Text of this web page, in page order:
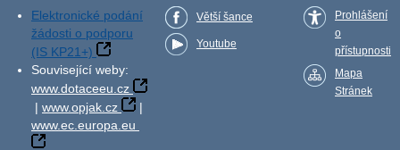
Elektronické podání
žádosti o podporu
(IS KP21+)
Související weby:
www.dotaceeu.cz
| www.opjak.cz
|
www.ec.europa.eu
Větší šance
Youtube
Prohlášení
o
přístupnosti
Mapa
Stránek